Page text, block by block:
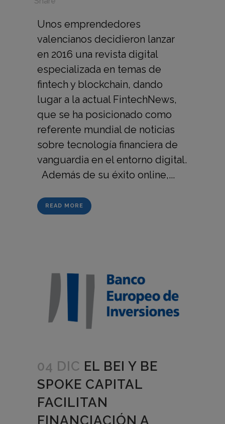
Unos emprendedores
valencianos decidieron lanzar
en 2016 una revista digital
especializada en temas de
fintech y blockchain, dando
lugar a la actual FintechNews,
que se ha posicionado como
referente mundial de noticias
sobre tecnología financiera de
vanguardia en el entorno digital.
Además de su éxito online,...
READ MORE
04 DIC EL BEI Y BE
SPOKE CAPITAL
FACILITAN
FINANCIACIÓN A